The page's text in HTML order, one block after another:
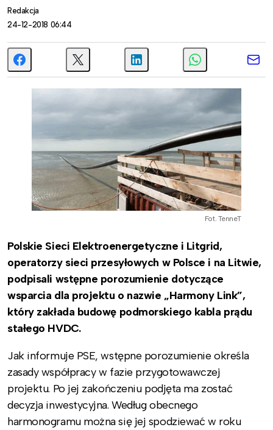
Redakcja
24-12-2018 06:44
Fot. TenneT
Polskie Sieci Elektroenergetyczne i Litgrid,
operatorzy sieci przesyłowych w Polsce i na Litwie,
podpisali wstępne porozumienie dotyczące
wsparcia dla projektu o nazwie „Harmony Link”,
który zakłada budowę podmorskiego kabla prądu
stałego HVDC.
Jak informuje PSE, wstępne porozumienie określa
zasady współpracy w fazie przygotowawczej
projektu. Po jej zakończeniu podjęta ma zostać
decyzja inwestycyjna. Według obecnego
harmonogramu można się jej spodziewać w roku